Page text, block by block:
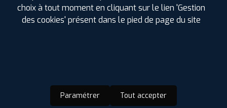
choix à tout moment en cliquant sur le lien 'Gestion
des cookies' présent dans le pied de page du site
Paramétrer Tout accepter